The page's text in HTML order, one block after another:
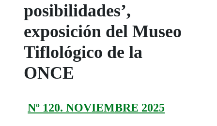
posibilidades’,
exposición del Museo
Tiflológico de la
ONCE
Nº 120. NOVIEMBRE 2025